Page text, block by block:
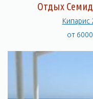
Отдых
Кипарис
от